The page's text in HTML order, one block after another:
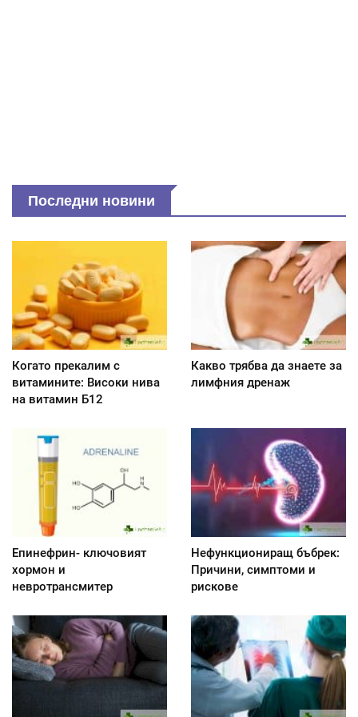
Последни новини
Когато прекалим с
витамините: Високи нива
на витамин Б12
Какво трябва да знаете за
лимфния дренаж
Епинефрин- ключовият
хормон и
невротрансмитер
Нефункциониращ бъбрек:
Причини, симптоми и
рискове